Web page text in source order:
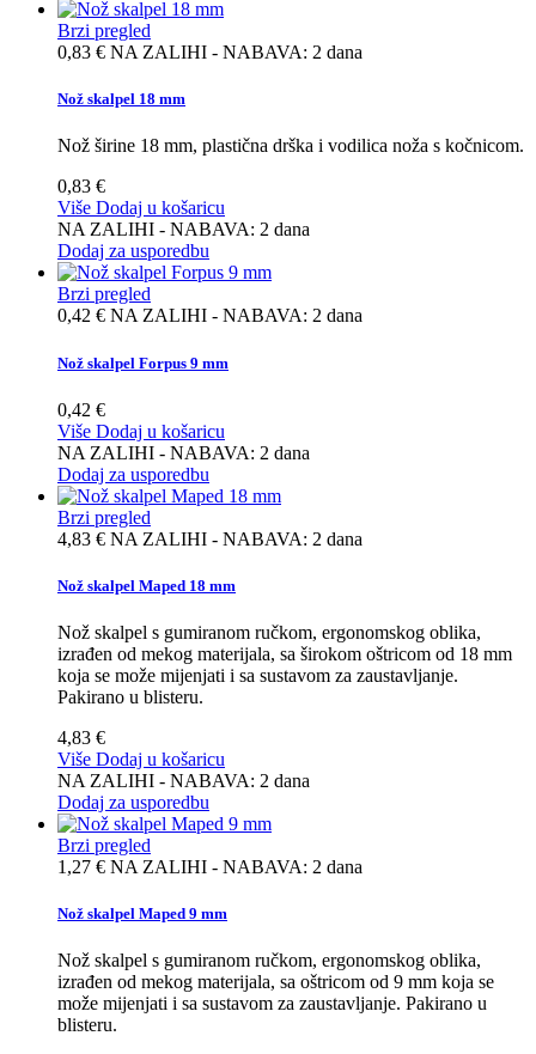
Brzi pregled
0,83 € NA ZALIHI - NABAVA: 2 dana
Nož skalpel 18 mm
Nož širine 18 mm, plastična drška i vodilica noža s kočnicom.
0,83 €
Više Dodaj u košaricu
NA ZALIHI - NABAVA: 2 dana
Dodaj za usporedbu
Brzi pregled
0,42 € NA ZALIHI - NABAVA: 2 dana
Nož skalpel Forpus 9 mm
0,42 €
Više Dodaj u košaricu
NA ZALIHI - NABAVA: 2 dana
Dodaj za usporedbu
Brzi pregled
4,83 € NA ZALIHI - NABAVA: 2 dana
Nož skalpel Maped 18 mm
Nož skalpel s gumiranom ručkom, ergonomskog oblika,
izrađen od mekog materijala, sa širokom oštricom od 18 mm
koja se može mijenjati i sa sustavom za zaustavljanje.
Pakirano u blisteru.
4,83 €
Više Dodaj u košaricu
NA ZALIHI - NABAVA: 2 dana
Dodaj za usporedbu
Brzi pregled
1,27 € NA ZALIHI - NABAVA: 2 dana
Nož skalpel Maped 9 mm
Nož skalpel s gumiranom ručkom, ergonomskog oblika,
izrađen od mekog materijala, sa oštricom od 9 mm koja se
može mijenjati i sa sustavom za zaustavljanje. Pakirano u
blisteru.